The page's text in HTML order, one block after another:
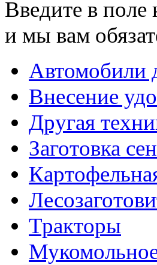
Введите в поле
и мы вам
Автомобили
Внесение
Другая
Заготовка
Тракторы